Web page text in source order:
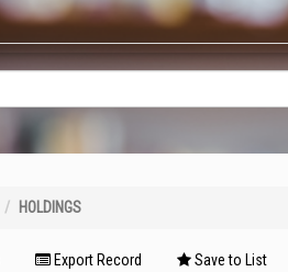
HOLDINGS
Export Record Save to List